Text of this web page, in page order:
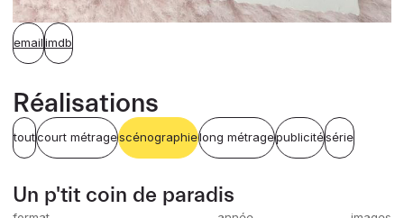
emailimdb
Réalisations
toutcourt métragescénographielong métragepublicitésérie
Un p'tit coin de paradis